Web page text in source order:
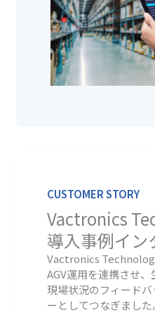
CUSTOMER STORY
Vactronics
導入事例イン
Vactronics
AGV運用を連携させ、
現場状況のフィード
ーとしてつなぎました